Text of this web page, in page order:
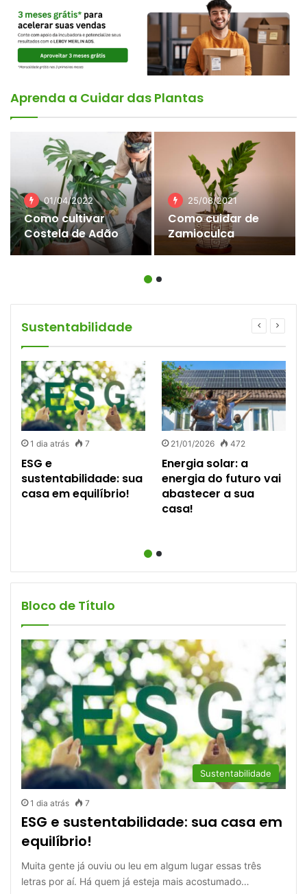
Aprenda a Cuidar das Plantas
01/04/2022
Como cultivar
Costela de Adão
25/08/2021
Como cuidar de
Zamioculca
Sustentabilidade
1 dia atrás 7
ESG e
sustentabilidade: sua
casa em equilíbrio!
21/01/2026 472
Energia solar: a
energia do futuro vai
abastecer a sua
casa!
Bloco de Título
Sustentabilidade
1 dia atrás 7
ESG e sustentabilidade: sua casa em
equilíbrio!
Muita gente já ouviu ou leu em algum lugar essas três
letras por aí. Há quem já esteja mais acostumado…